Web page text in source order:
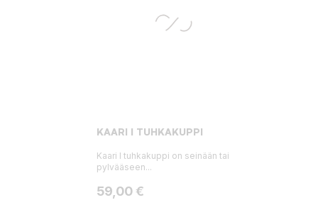
KAARI I TUHKAKUPPI
Kaari I tuhkakuppi on seinään tai
pylvääseen...
Hinta
59,00 €